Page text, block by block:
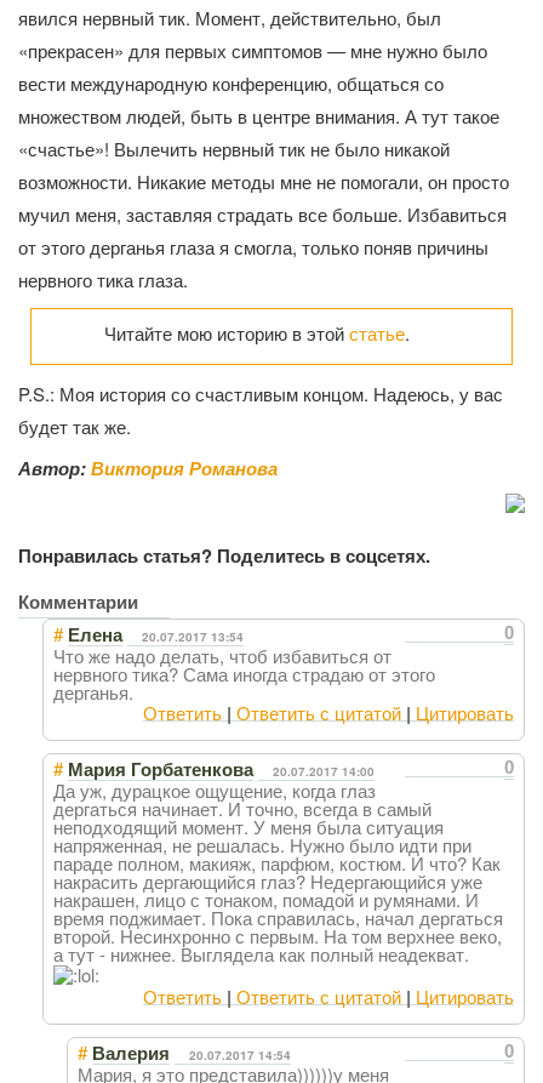
явился нервный тик. Момент, действительно, был
«прекрасен» для первых симптомов — мне нужно было
вести международную конференцию, общаться со
множеством людей, быть в центре внимания. А тут такое
«счастье»! Вылечить нервный тик не было никакой
возможности. Никакие методы мне не помогали, он просто
мучил меня, заставляя страдать все больше. Избавиться
от этого дерганья глаза я смогла, только поняв причины
нервного тика глаза.
Читайте мою историю в этойстатье.
P.S.: Моя история со счастливым концом. Надеюсь, у вас
будет так же.
Автор:Виктория Романова
Понравилась статья? Поделитесь в соцсетях.
Комментарии
0
# Елена 20.07.2017 13:54
Что же надо делать, чтоб избавиться от
нервного тика? Сама иногда страдаю от этого
дерганья.
Ответить | Ответить с цитатой | Цитировать
0
# Мария Горбатенкова 20.07.2017 14:00
Да уж, дурацкое ощущение, когда глаз
дергаться начинает. И точно, всегда в самый
неподходящий момент. У меня была ситуация
напряженная, не решалась. Нужно было идти при
параде полном, макияж, парфюм, костюм. И что? Как
накрасить дергающийся глаз? Недергающийся уже
накрашен, лицо с тонаком, помадой и румянами. И
время поджимает. Пока справилась, начал дергаться
второй. Несинхронно с первым. На том верхнее веко,
а тут - нижнее. Выглядела как полный неадекват.
Ответить | Ответить с цитатой | Цитировать
0
# Валерия 20.07.2017 14:54
Мария, я это представила))))))у меня